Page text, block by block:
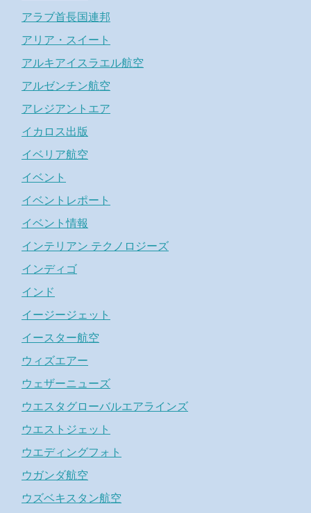
アラブ首長国連邦
アリア・スイート
アルキアイスラエル航空
アルゼンチン航空
アレジアントエア
イカロス出版
イベリア航空
イベント
イベントレポート
イベント情報
インテリアン テクノロジーズ
インディゴ
インド
イージージェット
イースター航空
ウィズエアー
ウェザーニューズ
ウエスタグローバルエアラインズ
ウエストジェット
ウエディングフォト
ウガンダ航空
ウズベキスタン航空